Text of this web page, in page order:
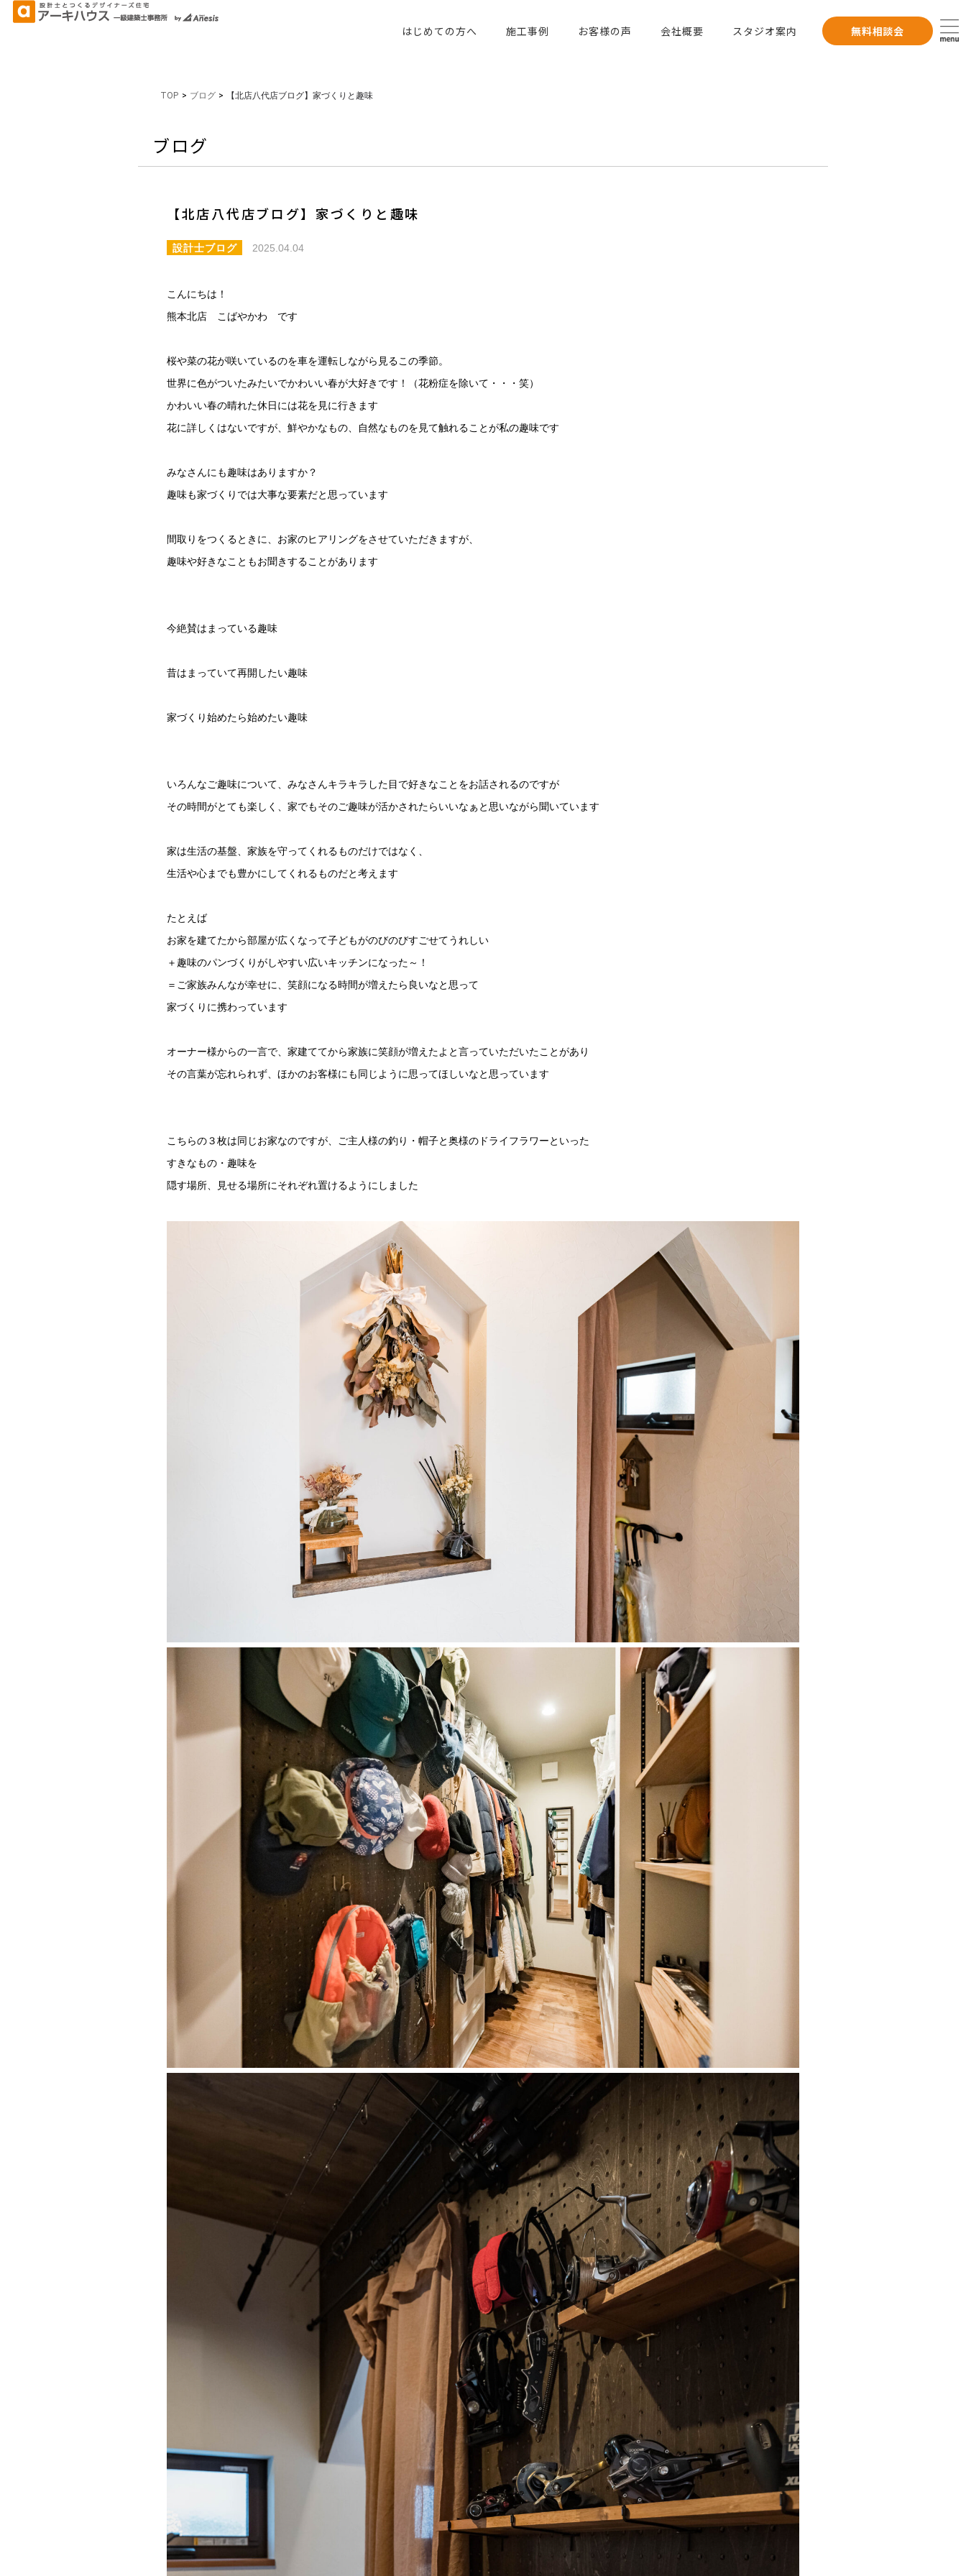
はじめての方へ 施工事例 お客様の声 会社概要 スタジオ案内 無料相談会
TOP > ブログ > 【北店八代店ブログ】家づくりと趣味
ブログ
【北店八代店ブログ】家づくりと趣味
設計士ブログ 2025.04.04
こんにちは！
熊本北店 こばやかわ です
桜や菜の花が咲いているのを車を運転しながら見るこの季節。
世界に色がついたみたいでかわいい春が大好きです！（花粉症を除いて・・・笑）
かわいい春の晴れた休日には花を見に行きます
花に詳しくはないですが、鮮やかなもの、自然なものを見て触れることが私の趣味です
みなさんにも趣味はありますか？
趣味も家づくりでは大事な要素だと思っています
間取りをつくるときに、お家のヒアリングをさせていただきますが、
趣味や好きなこともお聞きすることがあります
今絶賛はまっている趣味
昔はまっていて再開したい趣味
家づくり始めたら始めたい趣味
いろんなご趣味について、みなさんキラキラした目で好きなことをお話されるのですが
その時間がとても楽しく、家でもそのご趣味が活かされたらいいなぁと思いながら聞いています
家は生活の基盤、家族を守ってくれるものだけではなく、
生活や心までも豊かにしてくれるものだと考えます
たとえば
お家を建てたから部屋が広くなって子どもがのびのびすごせてうれしい
＋趣味のパンづくりがしやすい広いキッチンになった～！
＝ご家族みんなが幸せに、笑顔になる時間が増えたら良いなと思って
家づくりに携わっています
オーナー様からの一言で、家建ててから家族に笑顔が増えたよと言っていただいたことがあり
その言葉が忘れられず、ほかのお客様にも同じように思ってほしいなと思っています
こちらの３枚は同じお家なのですが、ご主人様の釣り・帽子と奥様のドライフラワーといった
すきなもの・趣味を
隠す場所、見せる場所にそれぞれ置けるようにしました